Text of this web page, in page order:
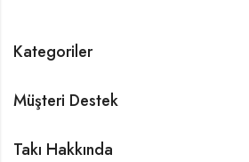
Kategoriler
Müşteri Destek
Takı Hakkında